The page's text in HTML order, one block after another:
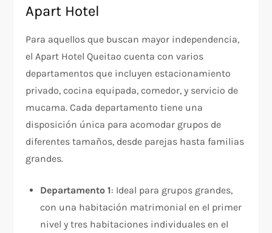
Apart Hotel
Para aquellos que buscan mayor independencia,
el Apart Hotel Queitao cuenta con varios
departamentos que incluyen estacionamiento
privado, cocina equipada, comedor, y servicio de
mucama. Cada departamento tiene una
disposición única para acomodar grupos de
diferentes tamaños, desde parejas hasta familias
grandes.
Departamento 1: Ideal para grupos grandes,
con una habitación matrimonial en el primer
nivel y tres habitaciones individuales en el